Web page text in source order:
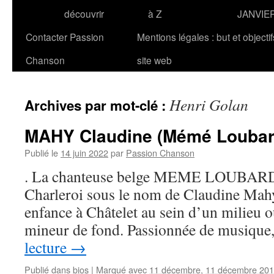
découvrir
à Z
Contacter Passion
Chanson
Mentions légales : but et
site web
Archives par mot-clé : Henri Golan
MAHY Claudine (Mémé
Publié le 14 juin 2022par Passion Chanson
. La chanteuse belge MEME
Charleroi sous le nom de Claudine
enfance à Châtelet au sein d’un milieu
mineur de fond. Passionnée de
lecture →
Publié dansbios | Marqué avec 11 décembre, 11 décembre